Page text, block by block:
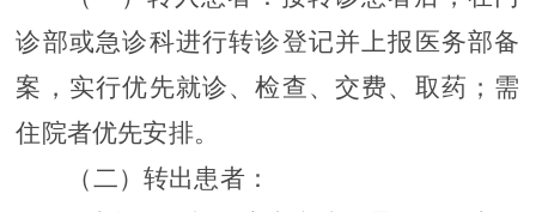
诊部或急诊科进行转诊登记并上报医务部备
案 ，实行优先就诊、检查、交费、取药；需
住院者优先安排。
（二）转出患者：